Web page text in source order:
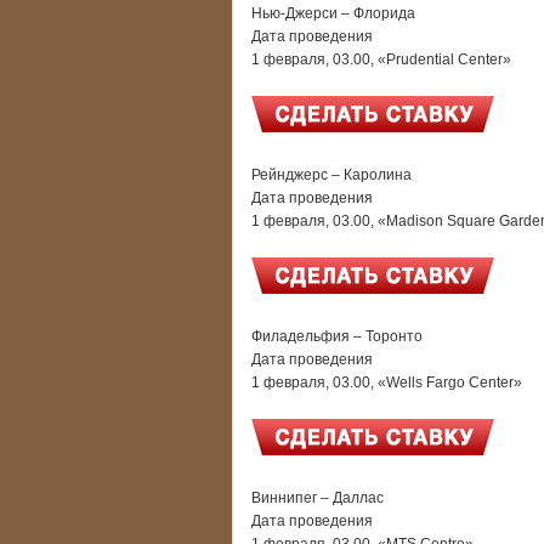
Нью-Джерси – Флорида
Дата проведения
1 февраля, 03.00, «Prudential Center»
Рейнджерс – Каролина
Дата проведения
1 февраля, 03.00, «Madison Square
Филадельфия – Торонто
Дата проведения
1 февраля, 03.00, «Wells Fargo Center»
Виннипег – Даллас
Дата проведения